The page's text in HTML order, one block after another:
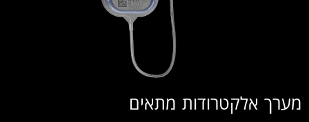
מערך אלקטרודות מתאים